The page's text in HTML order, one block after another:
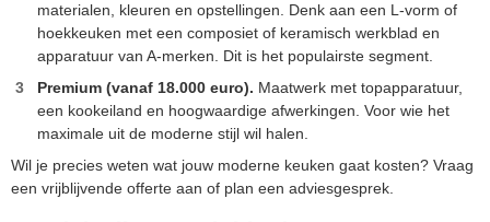
materialen, kleuren en opstellingen. Denk aan een L-vorm of
hoekkeuken met een composiet of keramisch werkblad en
apparatuur van A-merken. Dit is het populairste segment.
Premium (vanaf 18.000 euro). Maatwerk met topapparatuur,
een kookeiland en hoogwaardige afwerkingen. Voor wie het
maximale uit de moderne stijl wil halen.
Wil je precies weten wat jouw moderne keuken gaat kosten? Vraag
een vrijblijvende offerte aan of plan een adviesgesprek.